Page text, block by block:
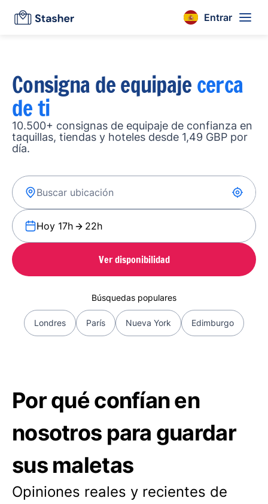
Entrar
Consigna de equipajecerca
de ti
10.500+ consignas de equipaje de confianza en
taquillas, tiendas y hoteles desde 1,49 GBP por
día.
Hoy 17h 22h
Ver disponibilidad
Búsquedas populares
Londres París Nueva York Edimburgo
Por qué confían en
nosotros para guardar
sus maletas
Opiniones reales y recientes de